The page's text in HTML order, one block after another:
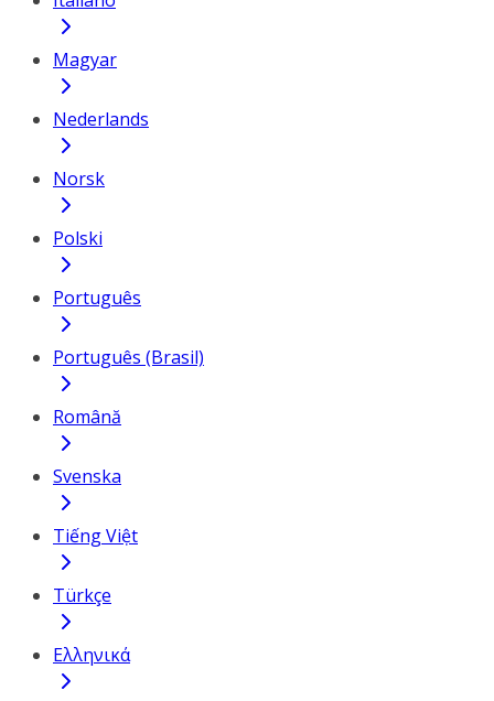
Magyar
Nederlands
Norsk
Polski
Português
Português (Brasil)
Română
Svenska
Tiếng Việt
Türkçe
Ελληνικά